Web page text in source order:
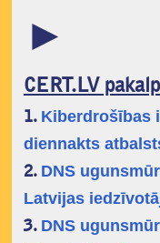
►
CERT.LV
1. Kiberdrošības
diennakts
2. DNS
Latvijas
3. DNS